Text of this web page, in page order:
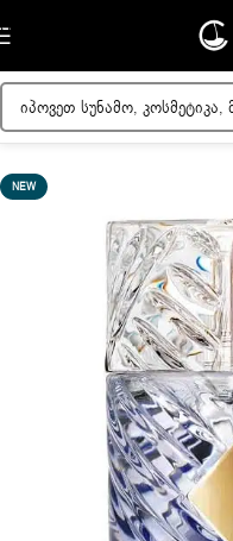
Skip to navigation
მთავარი/ქალის სუნამოები
NEW